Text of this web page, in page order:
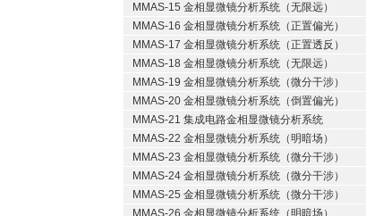
MMAS-15 金相显微镜分析系统（无限远）
MMAS-16 金相显微镜分析系统（正置偏光）
MMAS-17 金相显微镜分析系统（正置透反）
MMAS-18 金相显微镜分析系统（无限远）
MMAS-19 金相显微镜分析系统（微分干涉）
MMAS-20 金相显微镜分析系统（倒置偏光）
MMAS-21 集成电路金相显微镜分析系统
MMAS-22 金相显微镜分析系统（明暗场）
MMAS-23 金相显微镜分析系统（微分干涉）
MMAS-24 金相显微镜分析系统（微分干涉）
MMAS-25 金相显微镜分析系统（微分干涉）
MMAS-26 金相显微镜分析系统（明暗场）